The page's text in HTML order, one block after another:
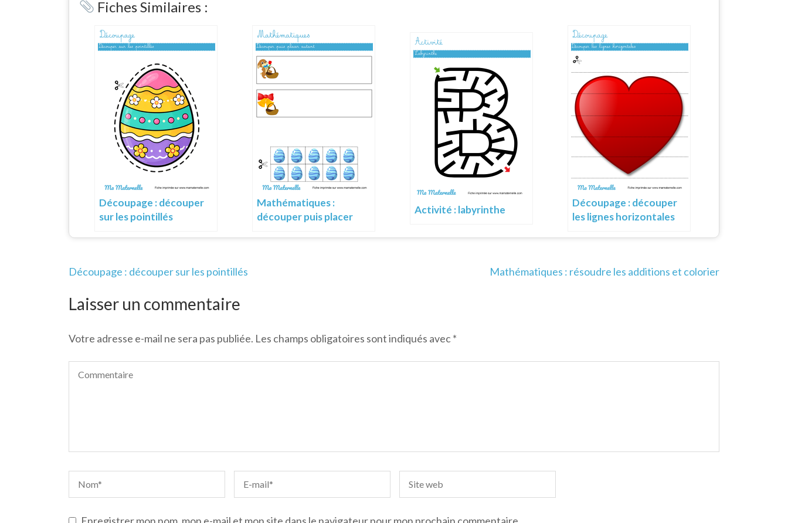
Fiches Similaires :
Découpage : découper
sur les pointillés
Mathématiques :
découper puis placer
Activité : labyrinthe
Découpage : découper
les lignes horizontales
Navigation
l’article
Découpage : découper sur les pointillés Mathématiques : résoudre les additions et colorier
Laisser un commentaire
Votre adresse e-mail ne sera pas publiée. Les champs obligatoires sont indiqués avec*